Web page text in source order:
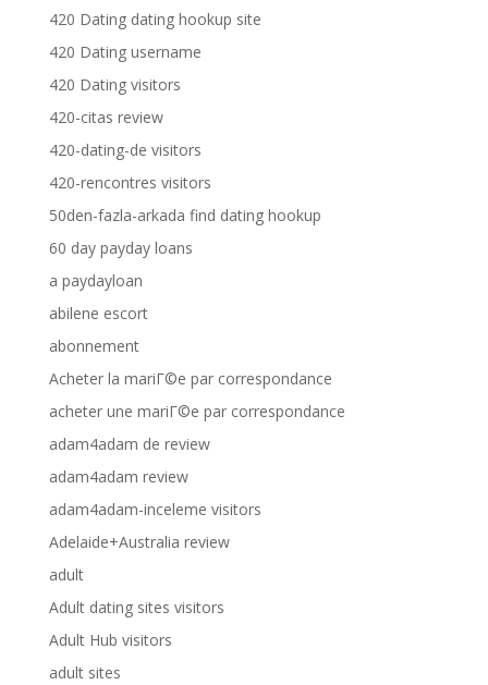
420 Dating dating hookup site
420 Dating username
420 Dating visitors
420-citas review
420-dating-de visitors
420-rencontres visitors
50den-fazla-arkada find dating hookup
60 day payday loans
a paydayloan
abilene escort
abonnement
Acheter la mariГ©e par correspondance
acheter une mariГ©e par correspondance
adam4adam de review
adam4adam review
adam4adam-inceleme visitors
Adelaide+Australia review
adult
Adult dating sites visitors
Adult Hub visitors
adult sites